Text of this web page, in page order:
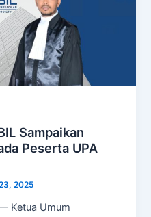
Sampaikan
Peserta UPA
2025
Ketua Umum